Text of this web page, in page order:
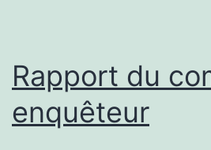
Rapport du
enquêteur